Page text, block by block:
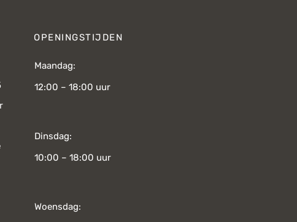
OPENINGSTIJDEN
Maandag:
12:00 – 18:00 uur
Dinsdag:
10:00 – 18:00 uur
Woensdag: